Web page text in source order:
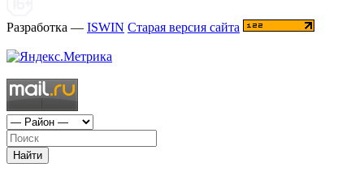
Разработка — ISWIN Старая версия сайта
Найти